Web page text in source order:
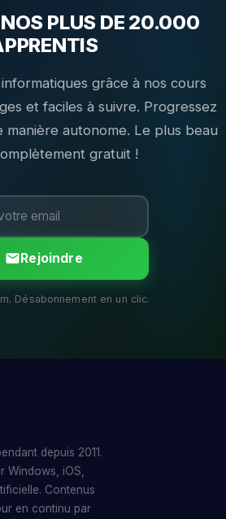
PLUS DE 20.000
grâce à nos cours
et faciles à suivre. Progressez
autonome. Le plus beau
gratuit !
Rejoindre
depuis 2011.
Windows, iOS,
Contenus
en continu par